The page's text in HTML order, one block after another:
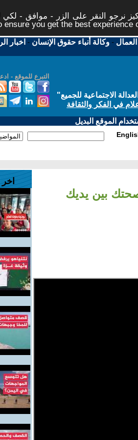
نرجو النقر على الزر - موافق - لكي
you get the best experience
العمال -وكالة أنباء حقوق الإنسان - اخبار
التبرع للموقع -
الاجتماعية للجميع"
في الفكر والثقافة
الموقع البديل
بين يديك
اخر